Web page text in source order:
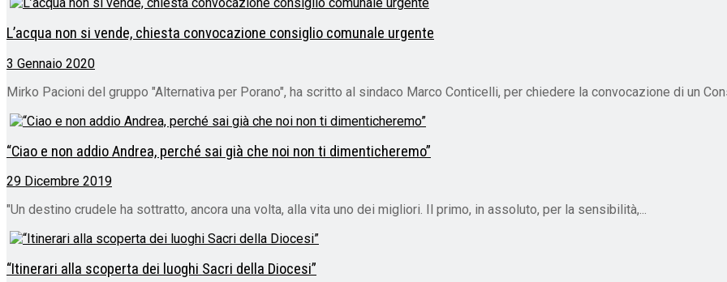
L’acqua non si vende, chiesta convocazione consiglio comunale urgente
3 Gennaio 2020
Mirko Pacioni del gruppo "Alternativa per Porano", ha scritto al sindaco Marco Conticelli, per chiedere la convocazione di un
“Ciao e non addio Andrea, perché sai già che noi non ti dimenticheremo”
29 Dicembre 2019
"Un destino crudele ha sottratto, ancora una volta, alla vita uno dei migliori. Il primo, in assoluto, per la sensibilità,...
“Itinerari alla scoperta dei luoghi Sacri della Diocesi”